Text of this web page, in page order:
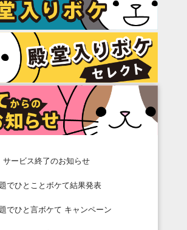
ービス終了のお知らせ
でひとことボケて結果発表
でひと言ボケて キャンペーン